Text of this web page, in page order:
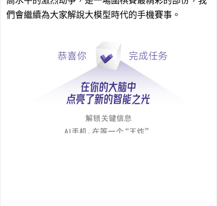
們會繼續為大家解說大模型時代的手機賽事。